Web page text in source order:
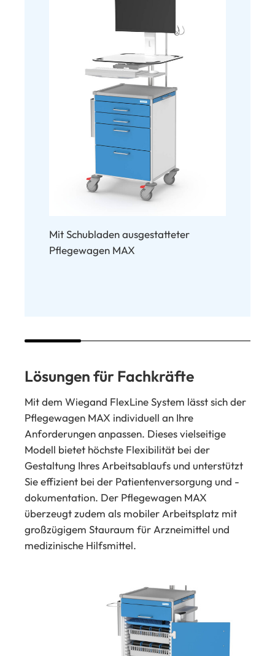
Mit Schubladen ausgestatteter
Pflegewagen MAX
Lösungen für Fachkräfte
Mit dem Wiegand FlexLine System lässt sich der
Pflegewagen MAX individuell an Ihre
Anforderungen anpassen. Dieses vielseitige
Modell bietet höchste Flexibilität bei der
Gestaltung Ihres Arbeitsablaufs und unterstützt
Sie effizient bei der Patientenversorgung und -
dokumentation. Der Pflegewagen MAX
überzeugt zudem als mobiler Arbeitsplatz mit
großzügigem Stauraum für Arzneimittel und
medizinische Hilfsmittel.